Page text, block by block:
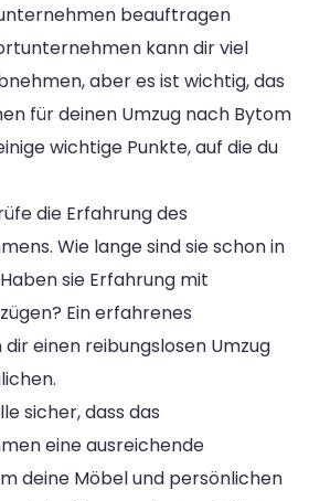
beauftragen
kann dir viel
aber es ist wichtig, das
für deinen Umzug nach Bytom
wichtige Punkte, auf die du
die Erfahrung des
Wie lange sind sie schon in
sie Erfahrung mit
Ein erfahrenes
einen reibungslosen Umzug
sicher, dass das
eine ausreichende
deine Möbel und persönlichen